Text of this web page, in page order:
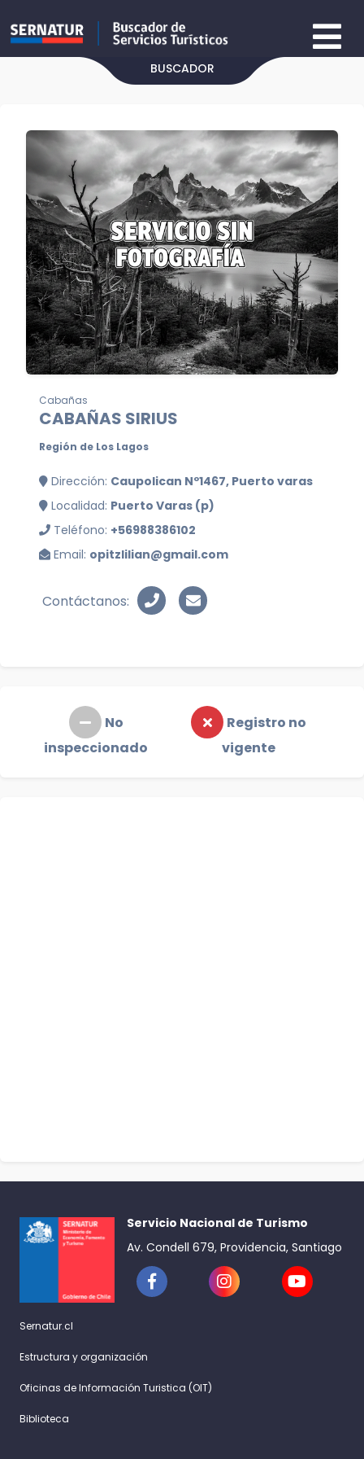
BUSCADOR
Cabañas
CABAÑAS SIRIUS
Región de Los Lagos
Dirección: Caupolican Nº1467, Puerto varas
Localidad: Puerto Varas (p)
Teléfono: +56988386102
Email: opitzlilian@gmail.com
Contáctanos:
No
inspeccionado
Registro no
vigente
Servicio Nacional de Turismo
Av. Condell 679, Providencia, Santiago
Sernatur.cl
Estructura y organización
Oficinas de Información Turistica (OIT)
Biblioteca